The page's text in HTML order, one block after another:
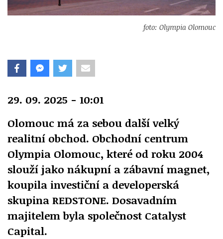
foto: Olympia Olomouc
29. 09. 2025 - 10:01
Olomouc má za sebou další velký
realitní obchod. Obchodní centrum
Olympia Olomouc, které od roku 2004
slouží jako nákupní a zábavní magnet,
koupila investiční a developerská
skupina REDSTONE. Dosavadním
majitelem byla společnost Catalyst
Capital.